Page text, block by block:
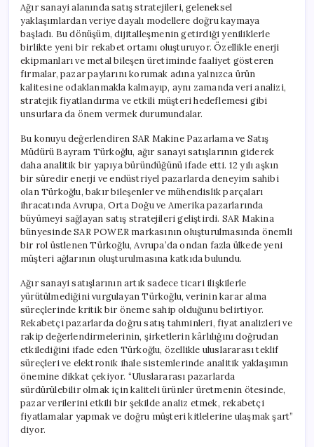
Satış
Stratejilerindeki
Değişim
için
Ağır sanayi alanında satış stratejileri, geleneksel
yaklaşımlardan veriye dayalı modellere doğru kaymaya
başladı. Bu dönüşüm, dijitalleşmenin getirdiği yeniliklerle
birlikte yeni bir rekabet ortamı oluşturuyor. Özellikle enerji
ekipmanları ve metal bileşen üretiminde faaliyet gösteren
firmalar, pazar paylarını korumak adına yalnızca ürün
kalitesine odaklanmakla kalmayıp, aynı zamanda veri analizi,
stratejik fiyatlandırma ve etkili müşteri hedeflemesi gibi
unsurlara da önem vermek durumundalar.
Bu konuyu değerlendiren SAR Makine Pazarlama ve Satış
Müdürü Bayram Türkoğlu, ağır sanayi satışlarının giderek
daha analitik bir yapıya büründüğünü ifade etti. 12 yılı aşkın
bir süredir enerji ve endüstriyel pazarlarda deneyim sahibi
olan Türkoğlu, bakır bileşenler ve mühendislik parçaları
ihracatında Avrupa, Orta Doğu ve Amerika pazarlarında
büyümeyi sağlayan satış stratejileri geliştirdi. SAR Makina
bünyesinde SAR POWER markasının oluşturulmasında önemli
bir rol üstlenen Türkoğlu, Avrupa’da ondan fazla ülkede yeni
müşteri ağlarının oluşturulmasına katkıda bulundu.
Ağır sanayi satışlarının artık sadece ticari ilişkilerle
yürütülmediğini vurgulayan Türkoğlu, verinin karar alma
süreçlerinde kritik bir öneme sahip olduğunu belirtiyor.
Rekabetçi pazarlarda doğru satış tahminleri, fiyat analizleri ve
rakip değerlendirmelerinin, şirketlerin kârlılığını doğrudan
etkilediğini ifade eden Türkoğlu, özellikle uluslararası teklif
süreçleri ve elektronik ihale sistemlerinde analitik yaklaşımın
önemine dikkat çekiyor. “Uluslararası pazarlarda
sürdürülebilir olmak için kaliteli ürünler üretmenin ötesinde,
pazar verilerini etkili bir şekilde analiz etmek, rekabetçi
fiyatlamalar yapmak ve doğru müşteri kitlelerine ulaşmak şart”
diyor.